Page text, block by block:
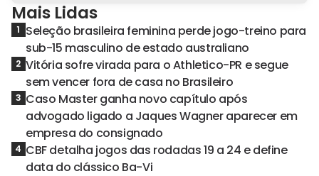
Mais Lidas
1 Seleção brasileira feminina perde jogo-treino para
sub-15 masculino de estado australiano
2 Vitória sofre virada para o Athletico-PR e segue
sem vencer fora de casa no Brasileiro
3 Caso Master ganha novo capítulo após
advogado ligado a Jaques Wagner aparecer em
empresa do consignado
4 CBF detalha jogos das rodadas 19 a 24 e define
data do clássico Ba-Vi